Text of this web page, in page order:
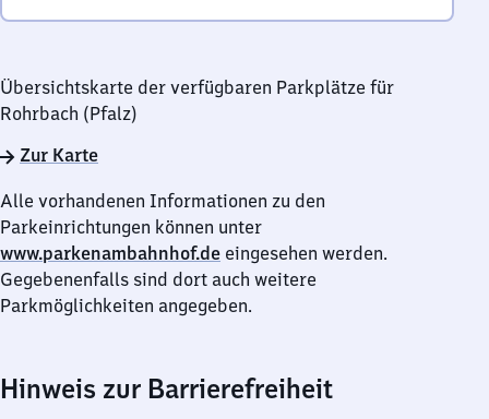
Rohrbach
Sonntag
Uhr
Uhr
Übersichtskarte der verfügbaren Parkplätze für
Rohrbach (Pfalz)
Zur Karte
Alle vorhandenen Informationen zu den
Parkeinrichtungen können unter
www.parkenambahnhof.de eingesehen werden.
Gegebenenfalls sind dort auch weitere
Parkmöglichkeiten angegeben.
Hinweis zur Barrierefreiheit